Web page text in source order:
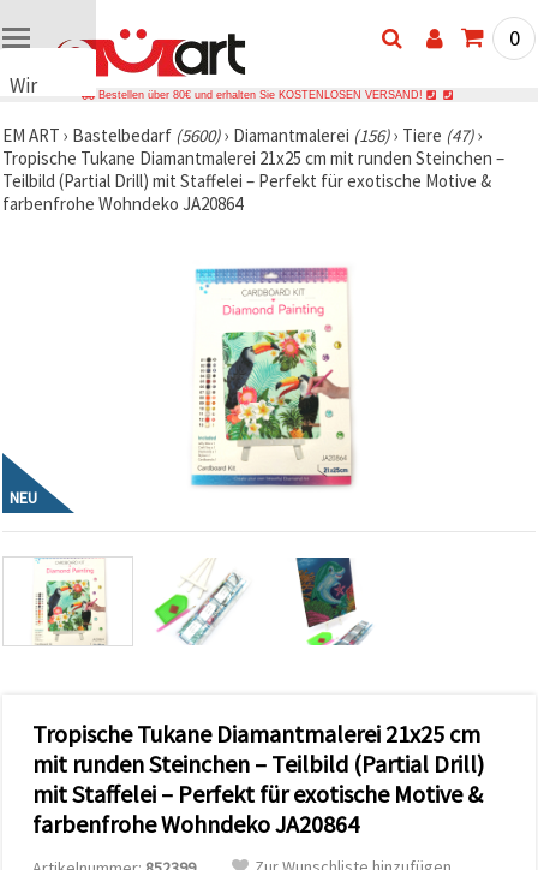
Wir
Cookies
🍪 Wir
verwenden
Cookies
und, mit
Ihrer
Einwilligung,
den
Datenverkehr
zu
analysieren
sowie
relevantere
Inhalte und
Werbung
unserer
Partner für
Analyse
Marketing.
Sie können
0
Bestellen über 80€ und erhalten Sie KOSTENLOSEN VERSAND!
EM ART › Bastelbedarf (5600)› Diamantmalerei (156)› Tiere (47)›
Tropische Tukane Diamantmalerei 21x25 cm mit runden Steinchen –
Teilbild (Partial Drill) mit Staffelei – Perfekt für exotische Motive &
farbenfrohe Wohndeko JA20864
NEU
Tropische Tukane Diamantmalerei 21x25 cm
mit runden Steinchen – Teilbild (Partial Drill)
mit Staffelei – Perfekt für exotische Motive &
farbenfrohe Wohndeko JA20864